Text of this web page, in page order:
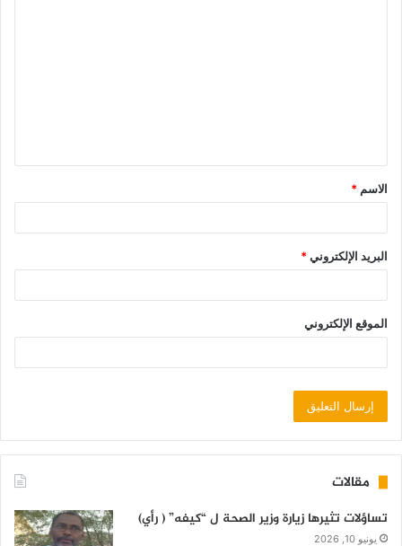
الاسم *
البريد الإلكتروني*
الموقع الإلكتروني
مقالات
تساؤلات تثيرها زيارة وزير الصحة ل “كيفه” ( رأي)
يونيو 10, 2026